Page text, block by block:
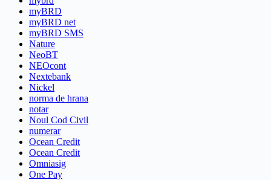
myBRD
myBRD net
myBRD SMS
Nature
NeoBT
NEOcont
Nextebank
Nickel
norma de hrana
notar
Noul Cod Civil
numerar
Ocean Credit
Ocean Credit
Omniasig
One Pay